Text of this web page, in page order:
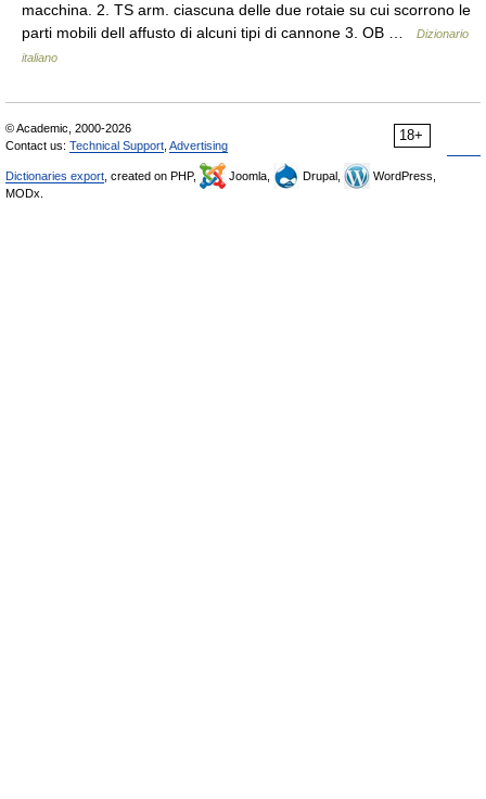
macchina. 2. TS arm. ciascuna delle due rotaie su cui scorrono le
parti mobili dell affusto di alcuni tipi di cannone 3. OB …
Dizionario
italiano
18+
© Academic, 2000-2026
Contact us: Technical Support Advertising
Dictionaries export , created on PHP, Joomla, Drupal,
WordPress,
MODx.